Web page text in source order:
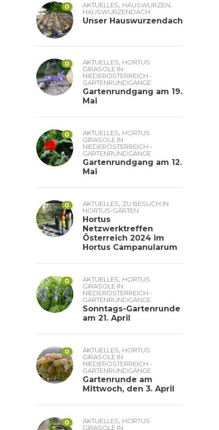
0 AKTUELLES, HAUSWURZEN,
HAUSWURZENDACH
Unser Hauswurzendach
0 AKTUELLES, HORTUS
GIRASOLE IN
NIEDERÖSTERREICH -
GARTENRUNDGÄNGE
Gartenrundgang am 19.
Mai
0 AKTUELLES, HORTUS
GIRASOLE IN
NIEDERÖSTERREICH -
GARTENRUNDGÄNGE
Gartenrundgang am 12.
Mai
0 AKTUELLES, ZU BESUCH IN
HORTUS-GÄRTEN
Hortus
Netzwerktreffen
Österreich 2024 im
Hortus Campanularum
0 AKTUELLES, HORTUS
GIRASOLE IN
NIEDERÖSTERREICH -
GARTENRUNDGÄNGE
Sonntags-Gartenrunde
am 21. April
0 AKTUELLES, HORTUS
GIRASOLE IN
NIEDERÖSTERREICH -
GARTENRUNDGÄNGE
Gartenrunde am
Mittwoch, den 3. April
0 AKTUELLES, HORTUS
GIRASOLE IN